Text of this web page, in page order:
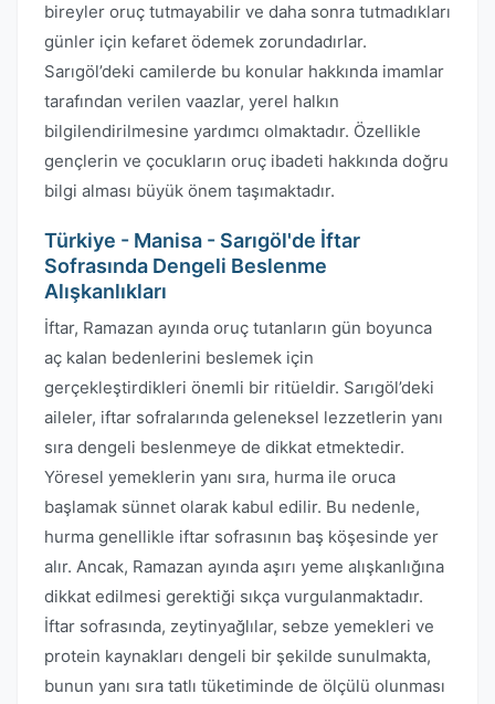
bireyler oruç tutmayabilir ve daha sonra tutmadıkları
günler için kefaret ödemek zorundadırlar.
Sarıgöl’deki camilerde bu konular hakkında imamlar
tarafından verilen vaazlar, yerel halkın
bilgilendirilmesine yardımcı olmaktadır. Özellikle
gençlerin ve çocukların oruç ibadeti hakkında doğru
bilgi alması büyük önem taşımaktadır.
Türkiye - Manisa - Sarıgöl'de İftar
Sofrasında Dengeli Beslenme
Alışkanlıkları
İftar, Ramazan ayında oruç tutanların gün boyunca
aç kalan bedenlerini beslemek için
gerçekleştirdikleri önemli bir ritüeldir. Sarıgöl’deki
aileler, iftar sofralarında geleneksel lezzetlerin yanı
sıra dengeli beslenmeye de dikkat etmektedir.
Yöresel yemeklerin yanı sıra, hurma ile oruca
başlamak sünnet olarak kabul edilir. Bu nedenle,
hurma genellikle iftar sofrasının baş köşesinde yer
alır. Ancak, Ramazan ayında aşırı yeme alışkanlığına
dikkat edilmesi gerektiği sıkça vurgulanmaktadır.
İftar sofrasında, zeytinyağlılar, sebze yemekleri ve
protein kaynakları dengeli bir şekilde sunulmakta,
bunun yanı sıra tatlı tüketiminde de ölçülü olunması